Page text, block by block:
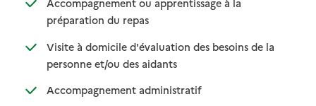
Accompagnement ou apprentissage à la
préparation du repas: disponible
: non disponible
Visite à domicile d'évaluation des besoins de la
personne et/ou des aidants: disponible
: non disponible
Accompagnement administratif: disponible
: non disponible